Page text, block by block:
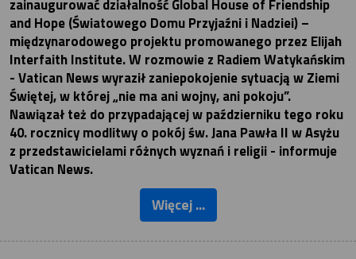
zainaugurować działalność Global House of Friendship
and Hope (Światowego Domu Przyjaźni i Nadziei) –
międzynarodowego projektu promowanego przez Elijah
Interfaith Institute. W rozmowie z Radiem Watykańskim
- Vatican News wyraził zaniepokojenie sytuacją w Ziemi
Świętej, w której „nie ma ani wojny, ani pokoju”.
Nawiązał też do przypadającej w październiku tego roku
40. rocznicy modlitwy o pokój św. Jana Pawła II w Asyżu
z przedstawicielami różnych wyznań i religii - informuje
Vatican News.
Więcej ...